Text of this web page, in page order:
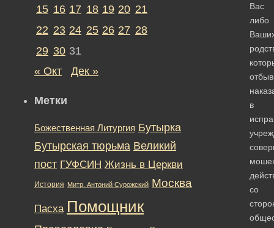
Вас
либо
в
со
15 16 17 18 19 20 21
22 23 24 25 26 27 28
29 30 31
« Окт
Дек »
Метки
Божественная Литургия Бутырка
Бутырская тюрьма Великий
пост ГУФСИН Жизнь в Церкви
История Митр. Антоний Сурожский Москва
Пасха Помощник